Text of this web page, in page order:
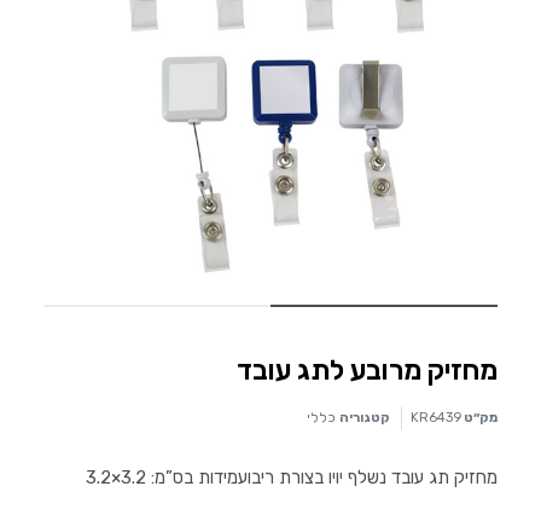
מחזיק מרובע לתג עובד
מק״ט KR6439 קטגוריה כללי
מחזיק תג עובד נשלף יויו בצורת ריבועמידות בס”מ: 3.2×3.2